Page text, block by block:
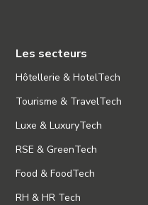
Les secteurs
Hôtellerie & HotelTech
Tourisme & TravelTech
Luxe & LuxuryTech
RSE & GreenTech
Food & FoodTech
RH & HR Tech